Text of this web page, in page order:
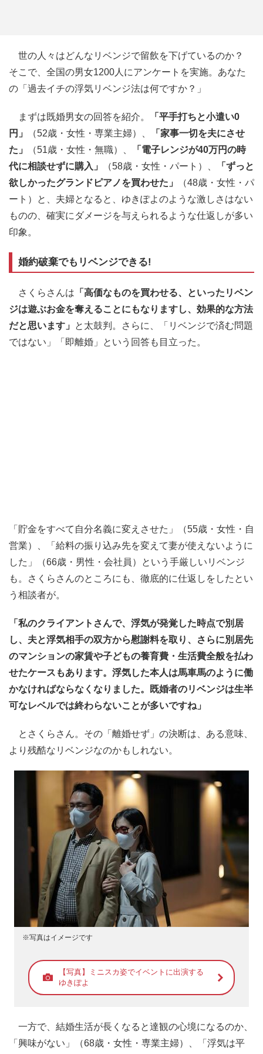
世の人々はどんなリベンジで留飲を下げているのか？
そこで、全国の男女1200人にアンケートを実施。あなた
の「過去イチの浮気リベンジ法は何ですか？」
まずは既婚男女の回答を紹介。
「平手打ちと小遣い0
円」
（52歳・女性・専業主婦）、
「家事一切を夫にさせ
た」
（51歳・女性・無職）、
「電子レンジが40万円の時
代に相談せずに購入」
（58歳・女性・パート）、
「ずっと
欲しかったグランドピアノを買わせた」
（48歳・女性・パ
ート）と、夫婦となると、ゆきぽよのような激しさはない
ものの、確実にダメージを与えられるような仕返しが多い
印象。
婚約破棄でもリベンジできる!
さくらさんは 「高価なものを買わせる、といったリベン
ジは遊ぶお金を奪えることにもなりますし、効果的な方法
だと思います」
と太鼓判。さらに、「リベンジで済む問題
ではない」「即離婚」という回答も目立った。
「貯金をすべて自分名義に変えさせた」（55歳・女性・自
営業）、「給料の振り込み先を変えて妻が使えないように
した」（66歳・男性・会社員）という手厳しいリベンジ
も。さくらさんのところにも、徹底的に仕返しをしたとい
う相談者が。
「私のクライアントさんで、浮気が発覚した時点で別居
し、夫と浮気相手の双方から慰謝料を取り、さらに別居先
のマンションの家賃や子どもの養育費・生活費全般を払わ
せたケースもあります。浮気した本人は馬車馬のように働
かなければならなくなりました。既婚者のリベンジは生半
可なレベルでは終わらないことが多いですね」
とさくらさん。その「離婚せず」の決断は、ある意味、
より残酷なリベンジなのかもしれない。
※写真はイメージです
【写真】ミニスカ姿でイベントに出演する
ゆきぽよ
一方で、結婚生活が長くなると達観の心境になるのか、
「興味がない」（68歳・女性・専業主婦）、「浮気は平